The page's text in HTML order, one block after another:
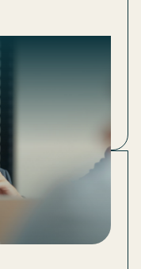
professionele